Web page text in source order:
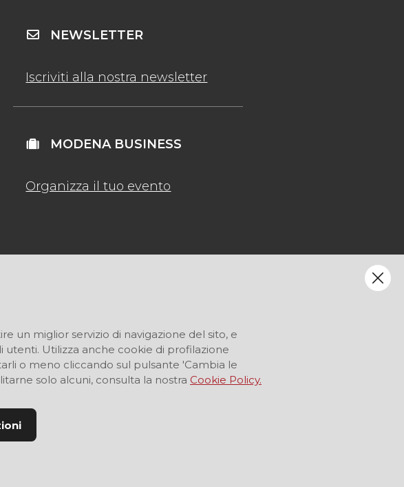
NEWSLETTER
Iscriviti alla nostra newsletter
MODENA BUSINESS
Organizza il tuo evento
un miglior servizio di navigazione del sito, e
Utilizza anche cookie di profilazione
o meno cliccando sul pulsante 'Cambia le
solo alcuni, consulta la nostra Cookie Policy.